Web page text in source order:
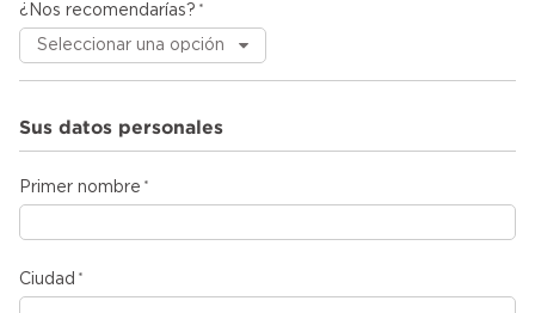
¿Nos recomendarías?
Sus datos personales
Primer nombre
Ciudad